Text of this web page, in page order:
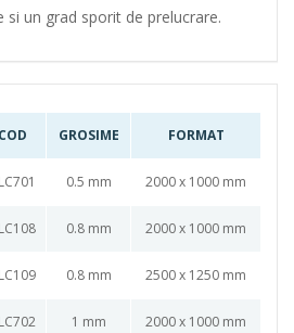
un grad sporit de prelucrare.
COD GROSIME FORMAT
0.5 mm 2000 x 1000 mm
0.8 mm 2000 x 1000 mm
0.8 mm 2500 x 1250 mm
1 mm 2000 x 1000 mm